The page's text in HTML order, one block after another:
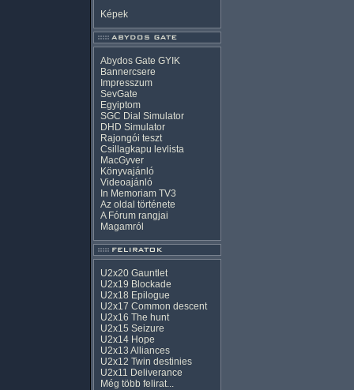
Képek
Abydos Gate GYIK
Bannercsere
Impresszum
SevGate
Egyiptom
SGC Dial Simulator
DHD Simulator
Rajongói teszt
Csillagkapu levlista
MacGyver
Könyvajánló
Videoajánló
In Memoriam TV3
Az oldal története
A Fórum rangjai
Magamról
U2x20 Gauntlet
U2x19 Blockade
U2x18 Epilogue
U2x17 Common descent
U2x16 The hunt
U2x15 Seizure
U2x14 Hope
U2x13 Alliances
U2x12 Twin destinies
U2x11 Deliverance
Még több felirat...